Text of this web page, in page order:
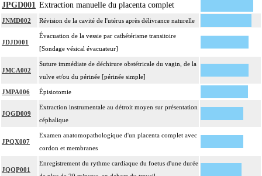
JPGD001 Extraction manuelle du placenta complet
JNMD002 Révision de la cavité de l'utérus après délivrance naturelle
JDJD001
Évacuation de la vessie par cathétérisme transitoire
[Sondage vésical évacuateur]
JMCA002
Suture immédiate de déchirure obstétricale du vagin, de la
vulve et/ou du périnée [périnée simple]
JMPA006 Épisiotomie
JQGD009
Extraction instrumentale au détroit moyen sur présentation
céphalique
JPQX007
Examen anatomopathologique d'un placenta complet avec
cordon et membranes
JQQP001
Enregistrement du rythme cardiaque du foetus d'une durée